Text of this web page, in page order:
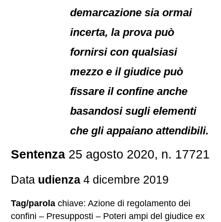
demarcazione sia ormai
incerta, la prova può
fornirsi con qualsiasi
mezzo e il giudice può
fissare il confine anche
basandosi sugli elementi
che gli appaiano attendibili.
Sentenza 25 agosto 2020, n. 17721
Data udienza 4 dicembre 2019
Tag/parola chiave: Azione di regolamento dei
confini – Presupposti – Poteri ampi del giudice ex